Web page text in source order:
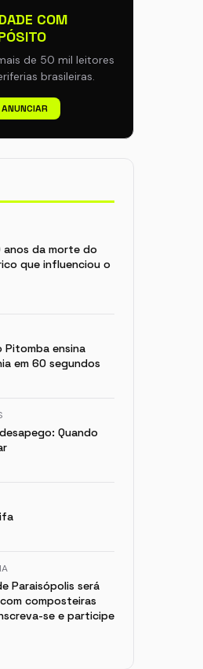
COM
de 50 mil leitores
brasileiras.
ANUNCIAR
da morte do
que influenciou o
Pitomba ensina
em 60 segundos
Quando
Paraisópolis será
composteiras
se e participe